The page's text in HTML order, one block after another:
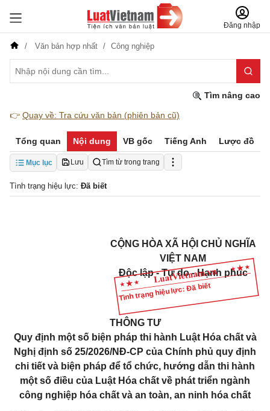
Đăng nhập
Văn bản hợp nhất Công nghiệp
Tìm nâng cao
👉 Quay về: Tra cứu văn bản (phiên bản cũ)
Tổng quan Nội dung VB gốc Tiếng Anh Lược đồ
Mục lục Lưu Tìm từ trong trang
Tình trạng hiệu lực: Đã biết
Tình trạng hiệu lực: Đã biết
CỘNG HÒA XÃ HỘI CHỦ NGHĨA
VIỆT NAM
Độc lập - Tự do - Hạnh phúc
THÔNG TƯ
Quy định một số biện pháp thi hành Luật Hóa chất và
Nghị định số 25/2026/NĐ-CP của Chính phủ quy định
chi tiết và biện pháp để tổ chức, hướng dẫn thi hành
một số điều của Luật Hóa chất về phát triển ngành
công nghiệp hóa chất và an toàn, an ninh hóa chất